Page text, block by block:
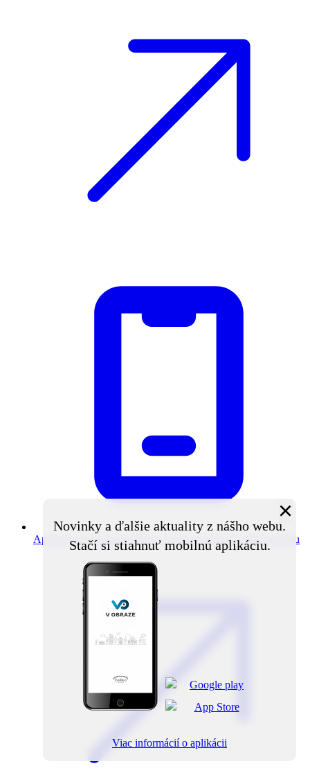
Aplikácia V obraze Novinky z obce priamo do vášho mobilu
Novinky a ďalšie aktuality z nášho webu.
Stačí si stiahnuť mobilnú aplikáciu.
×
Viac informácií o aplikácii